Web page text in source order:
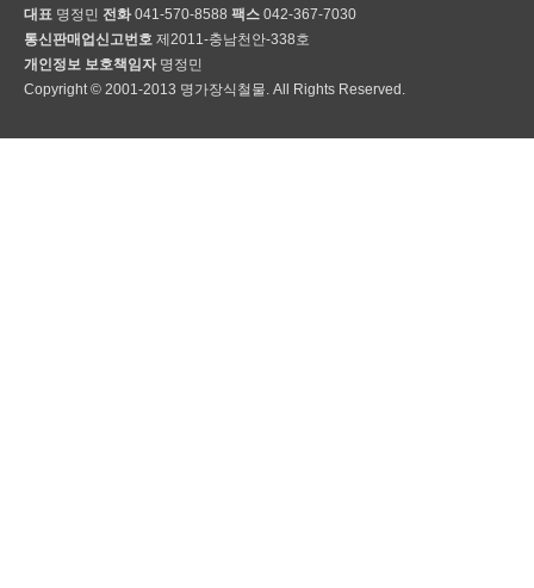
대표 명정민 전화 041-570-8588 팩스 042-367-7030
통신판매업신고번호 제2011-충남천안-338호
개인정보 보호책임자 명정민
Copyright © 2001-2013 명가장식철물. All Rights Reserved.